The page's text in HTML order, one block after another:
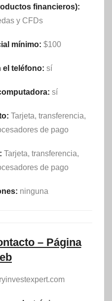
financieros):
y CFDs
mínimo: $100
el teléfono: sí
sí
Tarjeta, transferencia,
de pago
Tarjeta, transferencia,
de pago
ninguna
– Página